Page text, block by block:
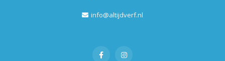
info@altijdverf.nl